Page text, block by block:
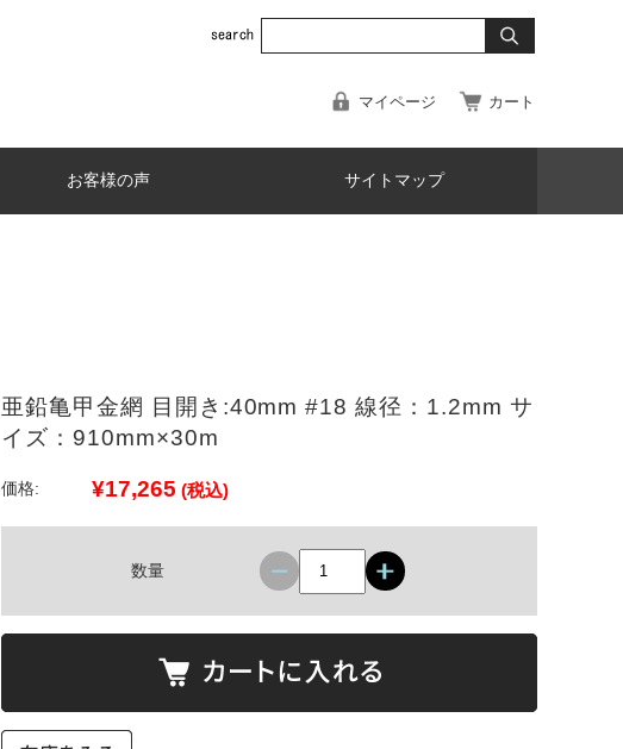
マイページ カート
お客様の声 サイトマップ
亜鉛亀甲金網 目開き:40mm #18 線径：1.2mm サ
イズ：910mm×30m
価格: ¥17,265 (税込)
数量